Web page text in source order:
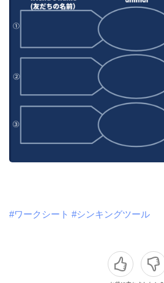
#ワークシート #シンキングツール